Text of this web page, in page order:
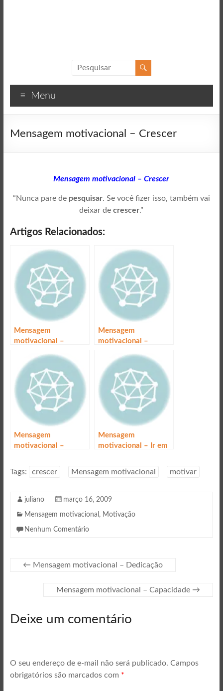
Textos
motivacionais
sucesso
Menu
Mensagem motivacional – Crescer
Mensagem motivacional – Crescer
“Nunca pare de pesquisar. Se você fizer isso, também vai
deixar decrescer.”
Artigos Relacionados:
Mensagem
motivacional –
Mensagem
motivacional –
Mensagem
motivacional –
Mensagem
motivacional – Ir em
Tags: crescer Mensagem motivacional motivar
juliano março 16, 2009
Mensagem motivacional , Motivação
Nenhum Comentário
← Mensagem motivacional – Dedicação
Mensagem motivacional – Capacidade →
Deixe um comentário
O seu endereço de e-mail não será publicado. Campos
obrigatórios são marcados com *